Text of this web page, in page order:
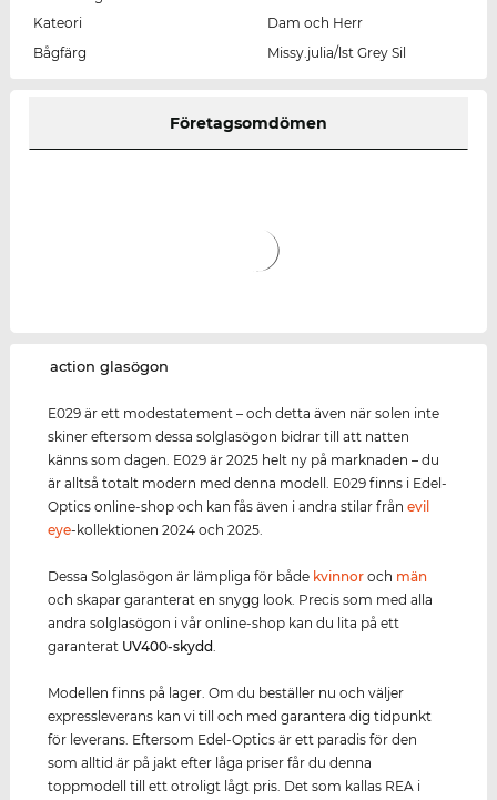
Kateori
Dam och Herr
Bågfärg
Missy.julia/lst Grey Sil
Företagsomdömen
‌action glasögon
E029 är ett modestatement – och detta även när solen inte
skiner eftersom dessa solglasögon bidrar till att natten
känns som dagen. E029 är 2025 helt ny på marknaden – du
är alltså totalt modern med denna modell. E029 finns i Edel-
Optics online-shop och kan fås även i andra stilar frånevil
eye-kollektionen 2024 och 2025.
Dessa Solglasögon är lämpliga för både kvinnor och män
och skapar garanterat en snygg look. Precis som med alla
andra solglasögon i vår online-shop kan du lita på ett
garanterat UV400-skydd.
Modellen finns på lager. Om du beställer nu och väljer
expressleverans kan vi till och med garantera dig tidpunkt
för leverans. Eftersom Edel-Optics är ett paradis för den
som alltid är på jakt efter låga priser får du denna
toppmodell till ett otroligt lågt pris. Det som kallas REA i